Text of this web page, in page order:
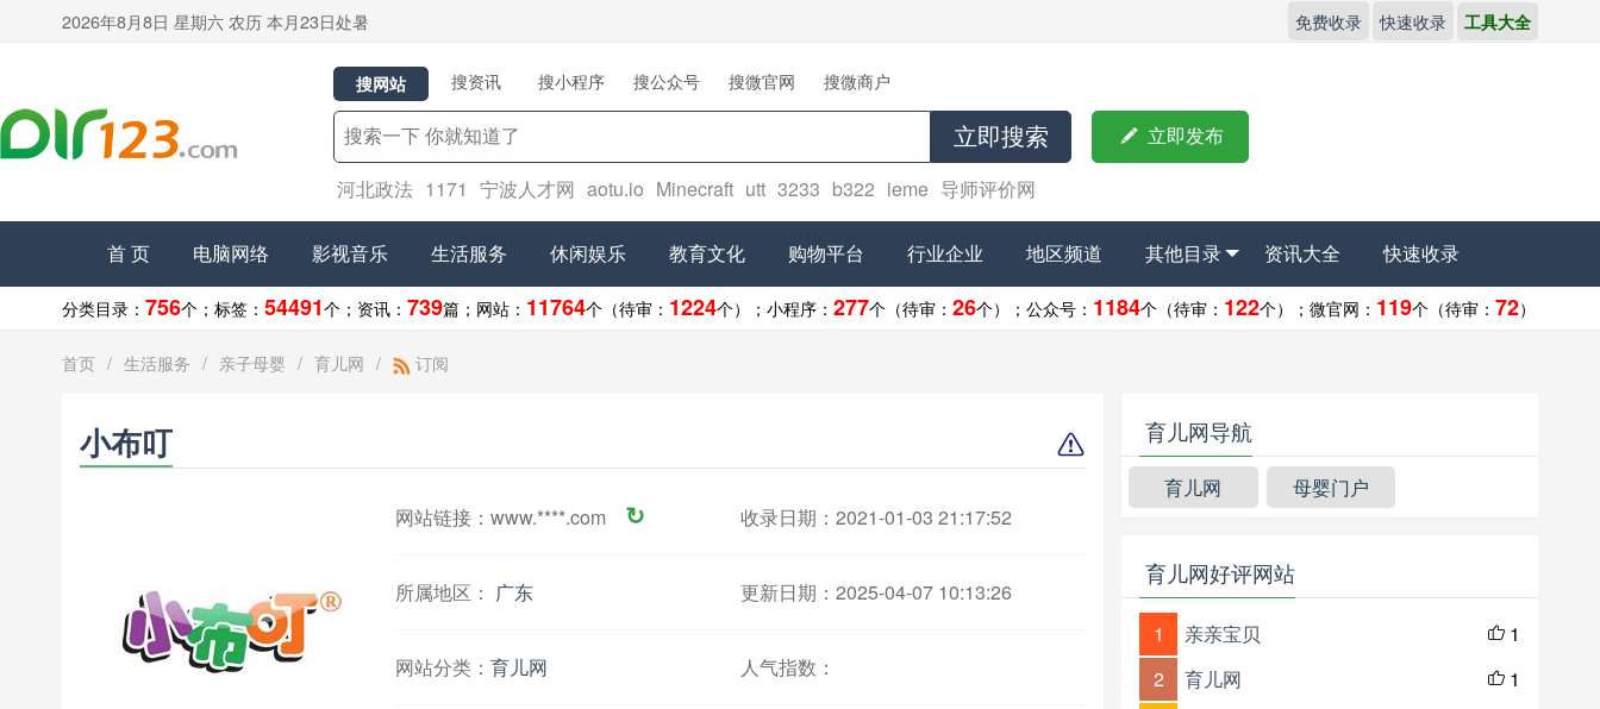
2026年8月8日 星期六 农历 本月23日处暑 免费收录 快速收录 工具大全
搜网站 搜资讯 搜小程序 搜公众号 搜微官网 搜微商户
立即搜索  立即发布
河北政法 1171 宁波人才网 aotu.io Minecraft utt 3233 b322 ieme 导师评价网
首 页 电脑网络 影视音乐 生活服务 休闲娱乐 教育文化 购物平台 行业企业 地区频道 其他目录 资讯大全 快速收录
分类目录： 756个； 标签： 54491个； 资讯： 739篇； 网站： 11764个（待审： 1224个）； 小程序： 277个（待审： 26个）； 公众号： 1184个（待审： 122个）； 微官网： 119个（待审： 72）
首页 / 生活服务 / 亲子母婴 / 育儿网 / 订阅
小布叮
网站链接： www.****.com ↻ 收录日期：2021-01-03 21:17:52
所属地区： 广东 更新日期：2025-04-07 10:13:26
网站分类： 育儿网 人气指数：
育儿网导航
育儿网 母婴门户
育儿网好评网站
1 亲亲宝贝  1
2
育儿网  1